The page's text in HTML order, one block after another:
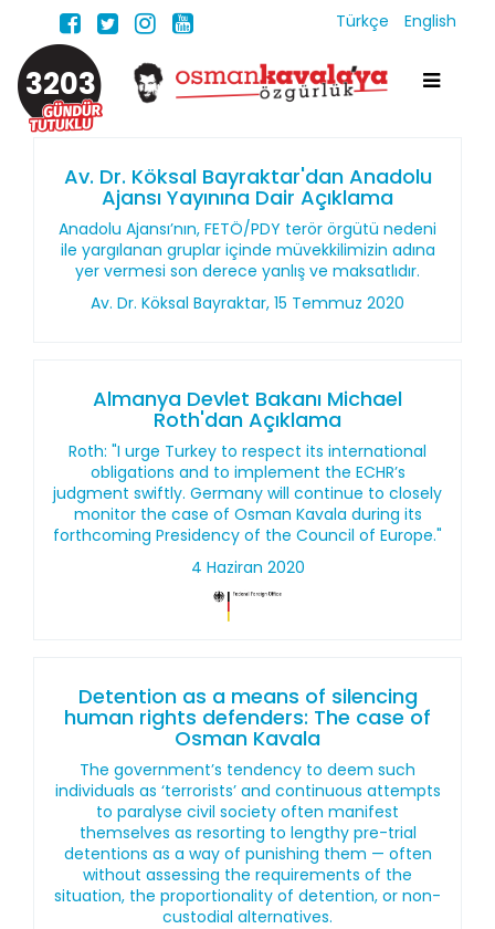
Türkçe English
3203
Av. Dr. Köksal Bayraktar'dan Anadolu
Ajansı Yayınına Dair Açıklama
Anadolu Ajansı’nın, FETÖ/PDY terör örgütü nedeni
ile yargılanan gruplar içinde müvekkilimizin adına
yer vermesi son derece yanlış ve maksatlıdır.
Av. Dr. Köksal Bayraktar, 15 Temmuz 2020
Almanya Devlet Bakanı Michael
Roth'dan Açıklama
Roth: "I urge Turkey to respect its international
obligations and to implement the ECHR’s
judgment swiftly. Germany will continue to closely
monitor the case of Osman Kavala during its
forthcoming Presidency of the Council of Europe."
4 Haziran 2020
Detention as a means of silencing
human rights defenders: The case of
Osman Kavala
The government’s tendency to deem such
individuals as ‘terrorists’ and continuous attempts
to paralyse civil society often manifest
themselves as resorting to lengthy pre-trial
detentions as a way of punishing them — often
without assessing the requirements of the
situation, the proportionality of detention, or non-
custodial alternatives.